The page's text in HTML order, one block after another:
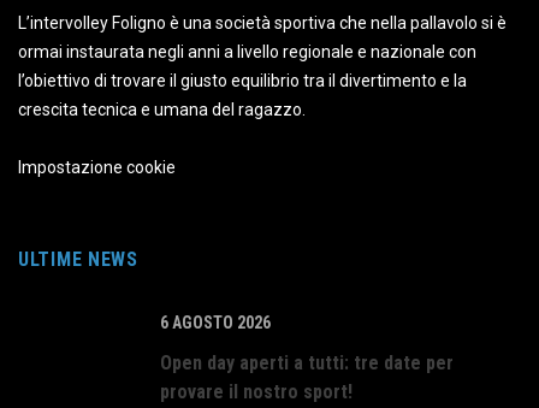
L’intervolley Foligno è una società sportiva che nella pallavolo si è
ormai instaurata negli anni a livello regionale e nazionale con
l’obiettivo di trovare il giusto equilibrio tra il divertimento e la
crescita tecnica e umana del ragazzo.
Impostazione cookie
ULTIME NEWS
6 AGOSTO 2026
Open day aperti a tutti: tre date per
provare il nostro sport!